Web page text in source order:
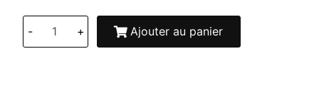
- + Ajouter au panier